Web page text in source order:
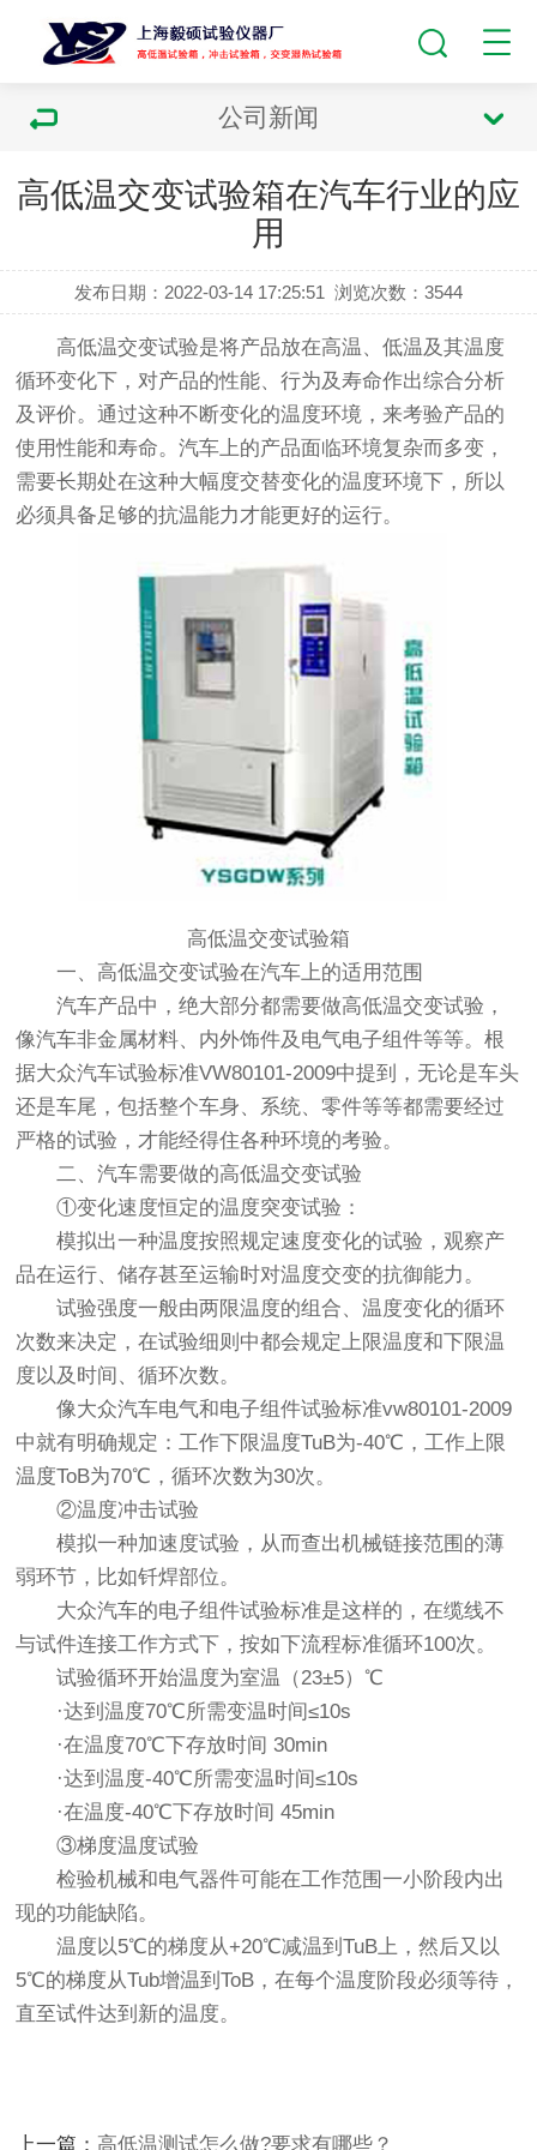
公司新闻
高低温交变试验箱在汽车行业的应
用
发布日期：2022-03-14 17:25:51 浏览次数：3544
高低温交变试验是将产品放在高温、低温及其温度
循环变化下，对产品的性能、行为及寿命作出综合分析
及评价。通过这种不断变化的温度环境，来考验产品的
使用性能和寿命。汽车上的产品面临环境复杂而多变，
需要长期处在这种大幅度交替变化的温度环境下，所以
必须具备足够的抗温能力才能更好的运行。
高低温交变试验箱
一、高低温交变试验在汽车上的适用范围
汽车产品中，绝大部分都需要做高低温交变试验，
像汽车非金属材料、内外饰件及电气电子组件等等。根
据大众汽车试验标准VW80101-2009中提到，无论是车头
还是车尾，包括整个车身、系统、零件等等都需要经过
严格的试验，才能经得住各种环境的考验。
二、汽车需要做的高低温交变试验
①变化速度恒定的温度突变试验：
模拟出一种温度按照规定速度变化的试验，观察产
品在运行、储存甚至运输时对温度交变的抗御能力。
试验强度一般由两限温度的组合、温度变化的循环
次数来决定，在试验细则中都会规定上限温度和下限温
度以及时间、循环次数。
像大众汽车电气和电子组件试验标准vw80101-2009
中就有明确规定：工作下限温度TuB为-40℃，工作上限
温度ToB为70℃，循环次数为30次。
②温度冲击试验
模拟一种加速度试验，从而查出机械链接范围的薄
弱环节，比如钎焊部位。
大众汽车的电子组件试验标准是这样的，在缆线不
与试件连接工作方式下，按如下流程标准循环100次。
试验循环开始温度为室温（23±5）℃
·达到温度70℃所需变温时间≤10s
·在温度70℃下存放时间 30min
·达到温度-40℃所需变温时间≤10s
·在温度-40℃下存放时间 45min
③梯度温度试验
检验机械和电气器件可能在工作范围一小阶段内出
现的功能缺陷。
温度以5℃的梯度从+20℃减温到TuB上，然后又以
5℃的梯度从Tub增温到ToB，在每个温度阶段必须等待，
直至试件达到新的温度。
上一篇：高低温测试怎么做?要求有哪些？